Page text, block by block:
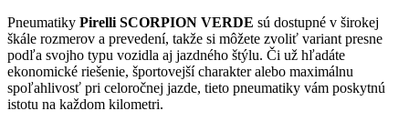
Pneumatiky Pirelli SCORPION VERDE sú dostupné v širokej
škále rozmerov a prevedení, takže si môžete zvoliť variant presne
podľa svojho typu vozidla aj jazdného štýlu. Či už hľadáte
ekonomické riešenie, športovejší charakter alebo maximálnu
spoľahlivosť pri celoročnej jazde, tieto pneumatiky vám poskytnú
istotu na každom kilometri.